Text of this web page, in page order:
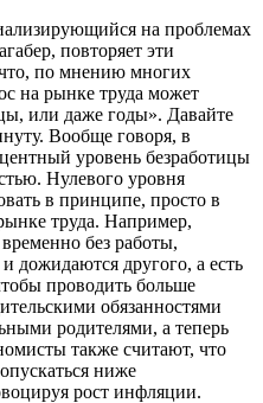
на проблемах
повторяет эти
по мнению многих
на рынке труда может
или даже годы». Давайте
Вообще говоря, в
уровень безработицы
Нулевого уровня
в принципе, просто в
труда. Например,
без работы,
дожидаются другого, а есть
проводить больше
обязанностями
родителями, а теперь
также считают, что
ниже
рост инфляции.